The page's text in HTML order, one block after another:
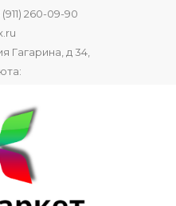
(911) 260-09-90
д 34,